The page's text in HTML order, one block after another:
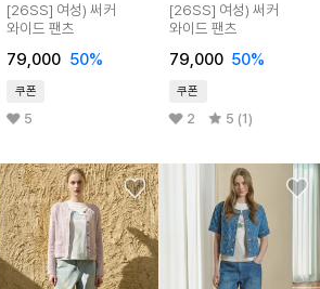
[26SS] 여성) 써커
와이드 팬츠
79,000 50%
쿠폰
5
[26SS] 여성) 써커
와이드 팬츠
79,000 50%
쿠폰
2 5 (1)